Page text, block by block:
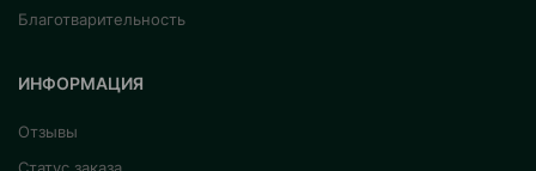
Благотварительность
ИНФОРМАЦИЯ
Отзывы